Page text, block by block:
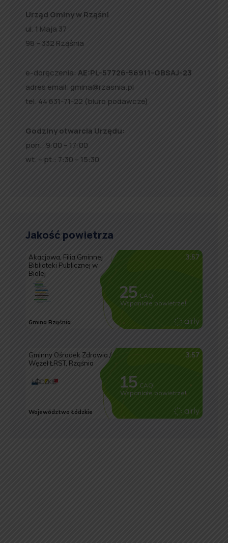
Urząd Gminy w Rząśni
ul. 1 Maja 37
98 – 332 Rząśnia
e-doręczenia: AE:PL-57726-56911-GBSAJ-23
adres email: gmina@rzasnia.pl
tel. 44 631-71-22 (biuro podawcze)
Godziny otwarcia Urzędu:
pon.: 9:00 – 17:00
wt. – pt.: 7:30 – 15:30
Jakość powietrza